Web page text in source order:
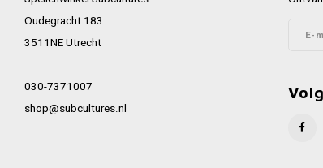
Oudegracht 183
3511NE Utrecht
030-7371007
shop@subcultures.nl